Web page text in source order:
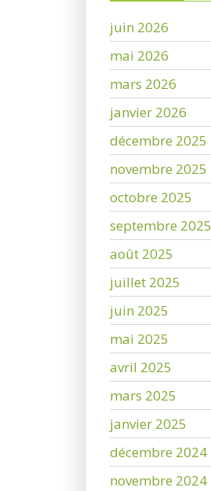
juin 2026
mai 2026
mars 2026
janvier 2026
décembre 2025
novembre 2025
octobre 2025
septembre 2025
août 2025
juillet 2025
juin 2025
mai 2025
avril 2025
mars 2025
janvier 2025
décembre 2024
novembre 2024